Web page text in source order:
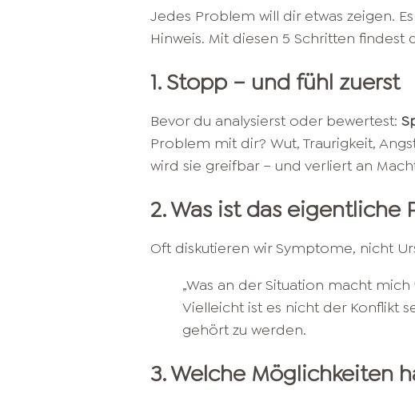
Jedes Problem will dir etwas zeigen.
Hinweis. Mit diesen 5 Schritten findest
1. Stopp – und fühl zuerst
Bevor du analysierst oder bewertest:
Problem mit dir? Wut, Traurigkeit,
wird sie greifbar – und verliert an
2. Was ist das eigentliche
Oft diskutieren wir Symptome, nicht
„Was an der Situation macht mich
Vielleicht ist es nicht der Konflikt
gehört zu werden.
3. Welche Möglichkeiten